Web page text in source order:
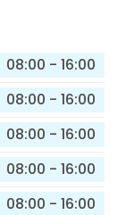
08:00 - 16:00
08:00 - 16:00
08:00 - 16:00
08:00 - 16:00
08:00 - 16:00